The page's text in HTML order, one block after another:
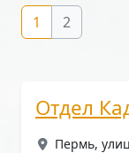
1 2
Отдел
Пермь,